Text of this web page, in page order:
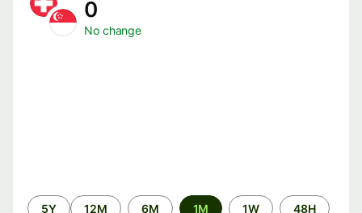
No change
الفترة48H
1W
1M
6M
12M
5Y